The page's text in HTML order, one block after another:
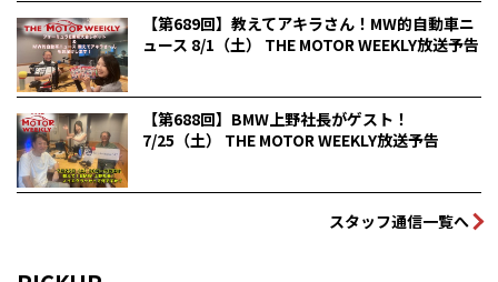
【第689回】教えてアキラさん！MW的自動車ニ
ュース 8/1（土） THE MOTOR WEEKLY放送予告
【第688回】BMW上野社長がゲスト！
7/25（土） THE MOTOR WEEKLY放送予告
スタッフ通信一覧へ